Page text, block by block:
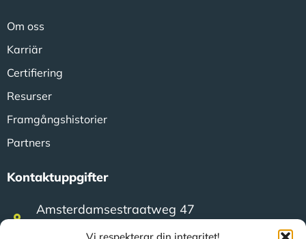
Vi respekterar din integritet!
Om oss
Karriär
Certifiering
Resurser
Framgångshistorier
Partners
Kontaktuppgifter
Amsterdamsestraatweg 47